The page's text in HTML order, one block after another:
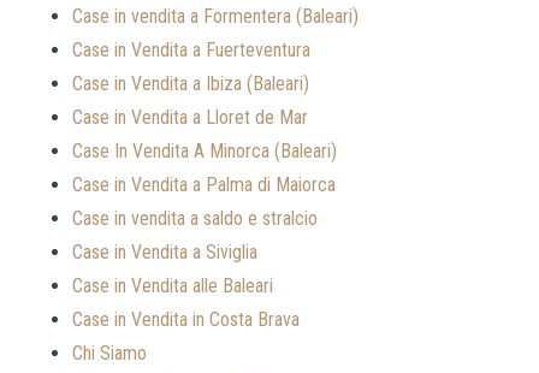
Case in vendita a Formentera (Baleari)
Case in Vendita a Fuerteventura
Case in Vendita a Ibiza (Baleari)
Case in Vendita a Lloret de Mar
Case In Vendita A Minorca (Baleari)
Case in Vendita a Palma di Maiorca
Case in vendita a saldo e stralcio
Case in Vendita a Siviglia
Case in Vendita alle Baleari
Case in Vendita in Costa Brava
Chi Siamo